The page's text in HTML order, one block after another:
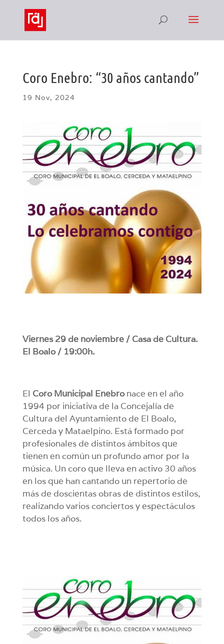
Coro Enebro: “30 años cantando”
19 Nov, 2024
Viernes 29 de noviembre / Casa de Cultura.
El Boalo / 19:00h.
El Coro Municipal Enebronace en el año
1994 por iniciativa de la Concejalía de
Cultura del Ayuntamiento de El Boalo,
Cerceda y Mataelpino. Está formado por
profesionales de distintos ámbitos que
tienen en común un profundo amor por la
música. Un coro que lleva en activo 30 años
en los que han cantando un repertorio de
más de doscientas obras de distintos estilos,
realizando varios conciertos y espectáculos
todos los años.